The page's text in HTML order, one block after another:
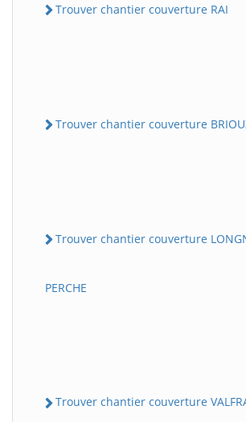
Trouver chantier couverture RAI
Trouver chantier couverture
Trouver chantier couverture
PERCHE
Trouver chantier couverture